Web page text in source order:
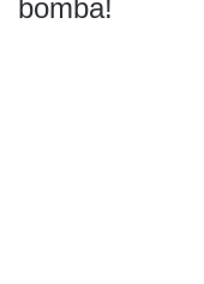
bomba!